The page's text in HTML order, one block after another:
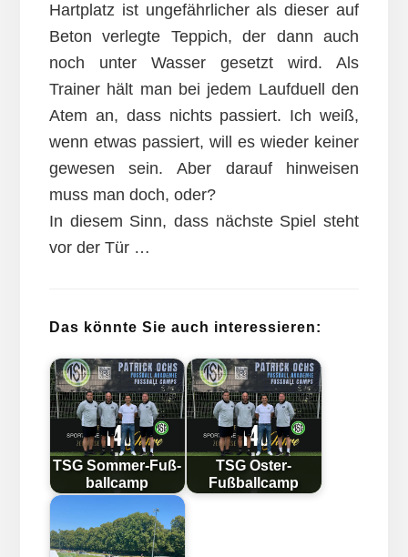
Hartplatz ist ungefährlicher als dieser auf
Beton verlegte Teppich, der dann auch
noch unter Wasser gesetzt wird. Als
Trainer hält man bei jedem Laufduell den
Atem an, dass nichts passiert. Ich weiß,
wenn etwas passiert, will es wieder keiner
gewesen sein. Aber darauf hinweisen
muss man doch, oder?
In diesem Sinn, dass nächste Spiel steht
vor der Tür …
Das könnte Sie auch interessieren:
TSG Som­mer-Fuß­
ball­camp
TSG Oster-
Fußballcamp